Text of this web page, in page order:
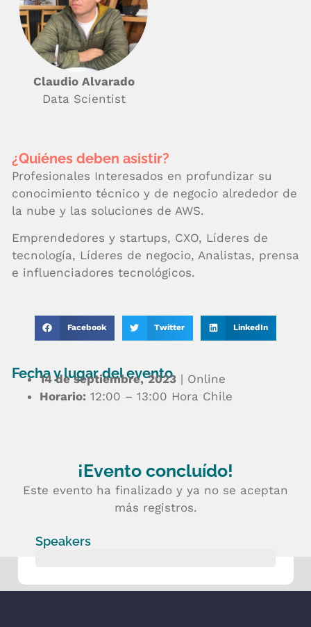
Claudio Alvarado
Data Scientist
¿Quiénes deben asistir?
Profesionales Interesados en profundizar su
conocimiento técnico y de negocio alrededor de
la nube y las soluciones de AWS.
Emprendedores y startups, CXO, Líderes de
tecnología, Líderes de negocio, Analistas, prensa
e influenciadores tecnológicos.
Facebook Twitter LinkedIn
Fecha y lugar del evento
14 de septiembre, 2023 | Online
Horario: 12:00 – 13:00 Hora Chile
¡Evento concluído!
Este evento ha finalizado y ya no se aceptan
más registros.
Speakers